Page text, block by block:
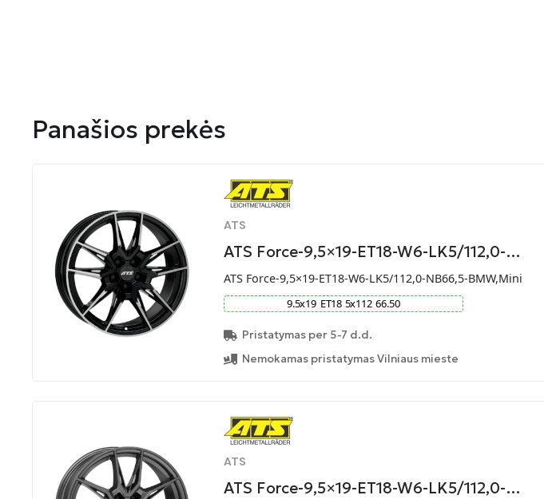
Panašios prekės
ATS
ATS Force-9,5×19-ET18-W6-LK5/112,0-…
ATS Force-9,5×19-ET18-W6-LK5/112,0-NB66,5-BMW,Mini
9.5x19 ET18 5x112 66.50
Pristatymas per 5-7 d.d.
Nemokamas pristatymas Vilniaus mieste
ATS
ATS Force-9,5×19-ET18-W6-LK5/112,0-…